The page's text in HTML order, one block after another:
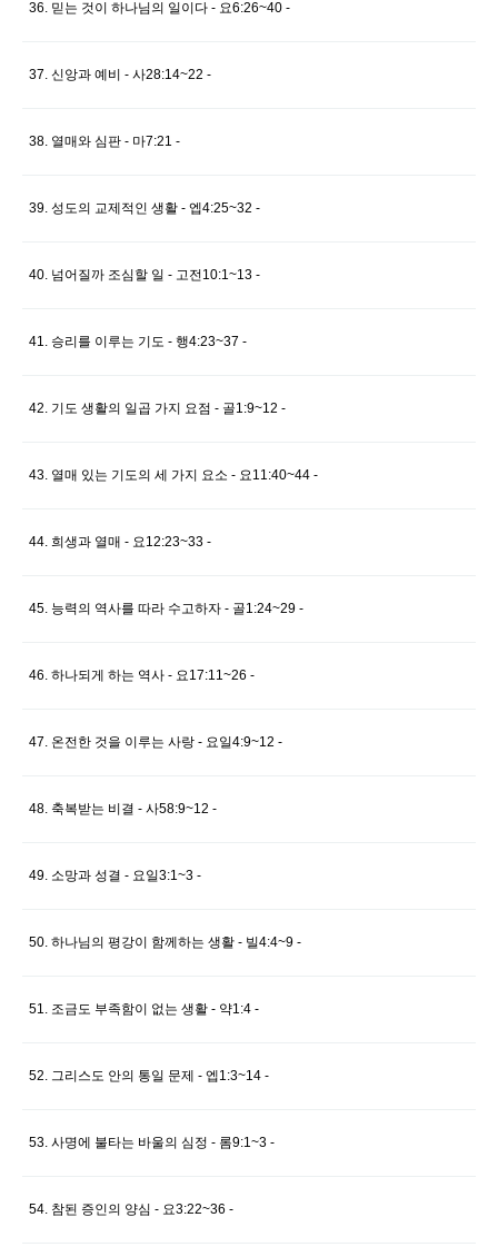
36. 믿는 것이 하나님의 일이다 - 요6:26~40 -
37. 신앙과 예비 - 사28:14~22 -
38. 열매와 심판 - 마7:21 -
39. 성도의 교제적인 생활 - 엡4:25~32 -
40. 넘어질까 조심할 일 - 고전10:1~13 -
41. 승리를 이루는 기도 - 행4:23~37 -
42. 기도 생활의 일곱 가지 요점 - 골1:9~12 -
43. 열매 있는 기도의 세 가지 요소 - 요11:40~44 -
44. 희생과 열매 - 요12:23~33 -
45. 능력의 역사를 따라 수고하자 - 골1:24~29 -
46. 하나되게 하는 역사 - 요17:11~26 -
47. 온전한 것을 이루는 사랑 - 요일4:9~12 -
48. 축복받는 비결 - 사58:9~12 -
49. 소망과 성결 - 요일3:1~3 -
50. 하나님의 평강이 함께하는 생활 - 빌4:4~9 -
51. 조금도 부족함이 없는 생활 - 약1:4 -
52. 그리스도 안의 통일 문제 - 엡1:3~14 -
53. 사명에 불타는 바울의 심정 - 롬9:1~3 -
54. 참된 증인의 양심 - 요3:22~36 -